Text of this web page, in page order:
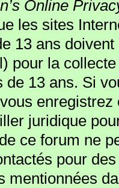
Online
les sites
13 ans
pour la
13 ans. Si
enregistrez
juridique
ce forum ne
pour
mentionnées